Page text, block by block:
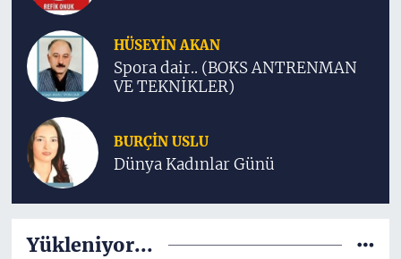
HÜSEYIN AKAN
Spora dair.. (BOKS ANTRENMAN
VE TEKNİKLER)
BURÇIN USLU
Dünya Kadınlar Günü
Yükleniyor...